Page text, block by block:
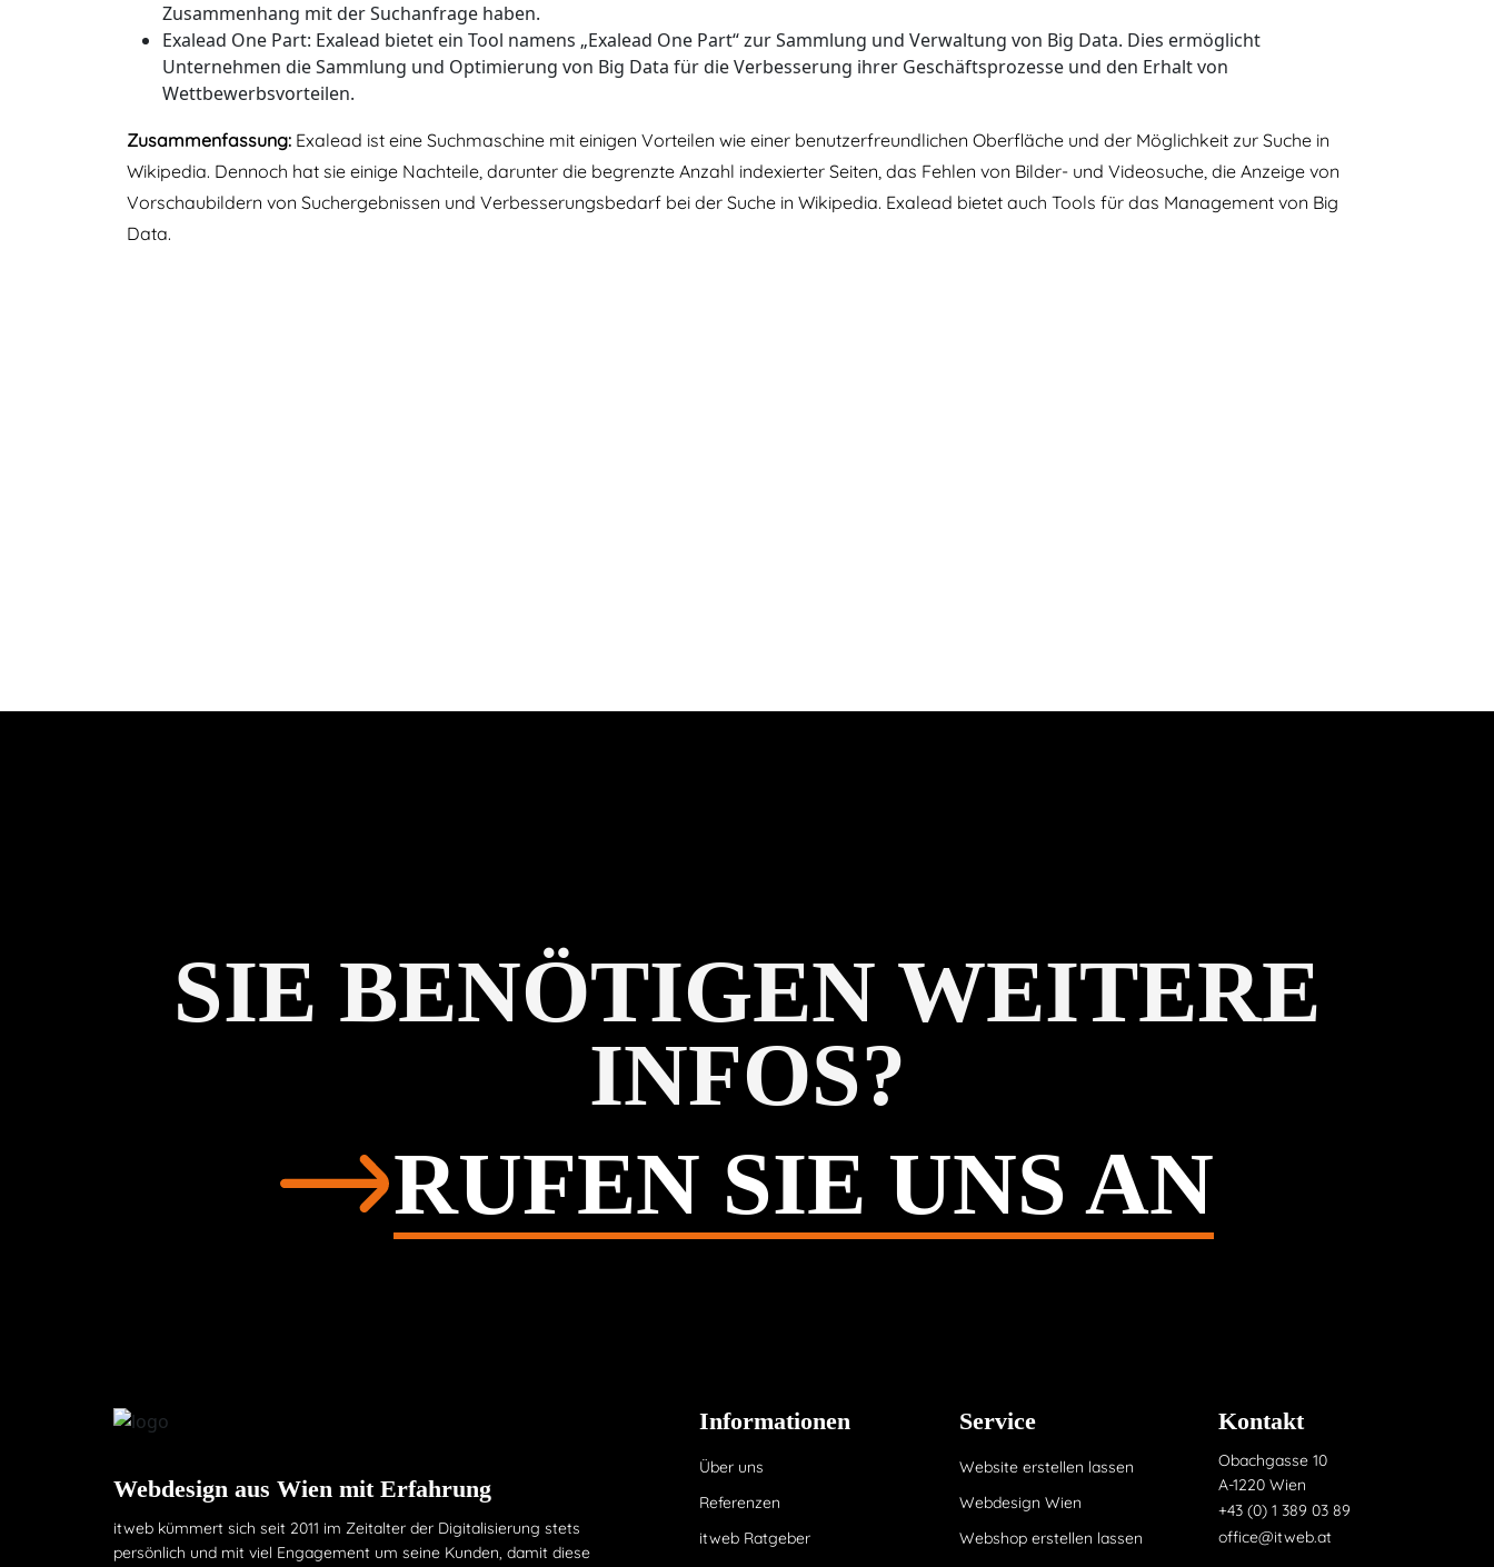
Zusammenhang mit der Suchanfrage haben.
Exalead One Part: Exalead bietet ein Tool namens „Exalead One Part“ zur Sammlung und Verwaltung von Big Data. Dies ermöglicht
Unternehmen die Sammlung und Optimierung von Big Data für die Verbesserung ihrer Geschäftsprozesse und den Erhalt von
Wettbewerbsvorteilen.
Zusammenfassung: Exalead ist eine Suchmaschine mit einigen Vorteilen wie einer benutzerfreundlichen Oberfläche und der Möglichkeit zur Suche in
Wikipedia. Dennoch hat sie einige Nachteile, darunter die begrenzte Anzahl indexierter Seiten, das Fehlen von Bilder- und Videosuche, die Anzeige von
Vorschaubildern von Suchergebnissen und Verbesserungsbedarf bei der Suche in Wikipedia. Exalead bietet auch Tools für das Management von Big
Data.
SIE BENÖTIGEN WEITERE
INFOS?
RUFEN SIE UNS AN
Webdesign aus Wien mit Erfahrung
itweb kümmert sich seit 2011 im Zeitalter der Digitalisierung stets
persönlich und mit viel Engagement um seine Kunden, damit diese
Informationen
Über uns
Referenzen
itweb Ratgeber
Service
Website erstellen lassen
Webdesign Wien
Webshop erstellen lassen
Kontakt
Obachgasse 10
A-1220 Wien
+43 (0) 1 389 03 89
office@itweb.at